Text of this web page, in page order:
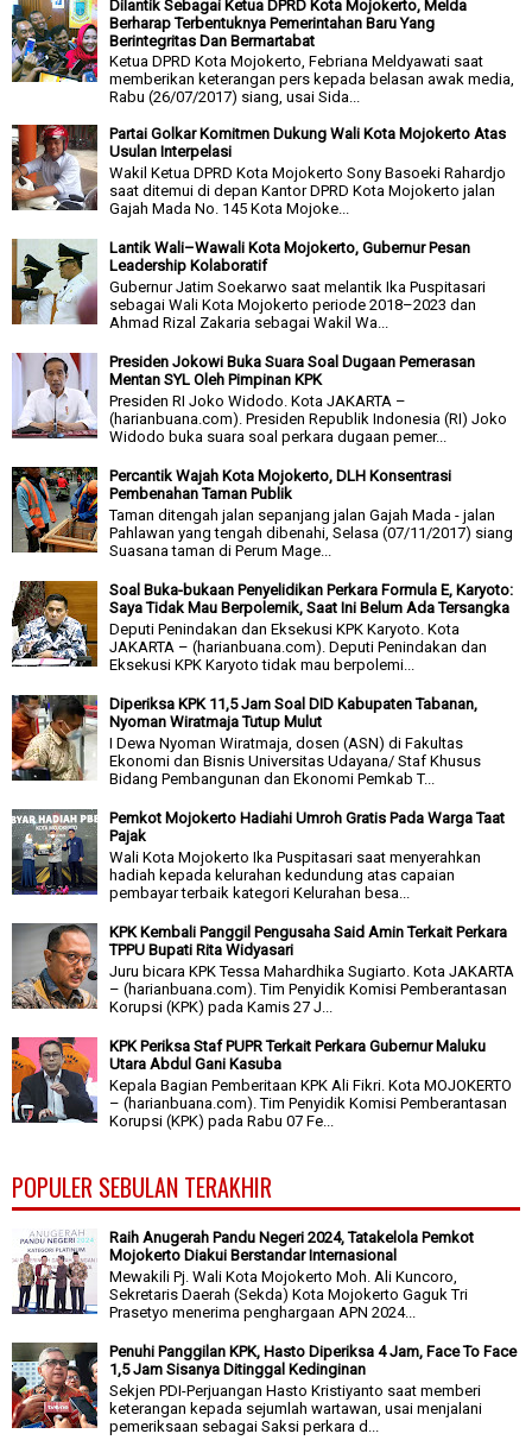
Dilantik Sebagai Ketua DPRD Kota Mojokerto, Melda
Berharap Terbentuknya Pemerintahan Baru Yang
Berintegritas Dan Bermartabat
Ketua DPRD Kota Mojokerto, Febriana Meldyawati saat
memberikan keterangan pers kepada belasan awak media,
Rabu (26/07/2017) siang, usai Sida...
Partai Golkar Komitmen Dukung Wali Kota Mojokerto Atas
Usulan Interpelasi
Wakil Ketua DPRD Kota Mojokerto Sony Basoeki Rahardjo
saat ditemui di depan Kantor DPRD Kota Mojokerto jalan
Gajah Mada No. 145 Kota Mojoke...
Lantik Wali–Wawali Kota Mojokerto, Gubernur Pesan
Leadership Kolaboratif
Gubernur Jatim Soekarwo saat melantik Ika Puspitasari
sebagai Wali Kota Mojokerto periode 2018–2023 dan
Ahmad Rizal Zakaria sebagai Wakil Wa...
Presiden Jokowi Buka Suara Soal Dugaan Pemerasan
Mentan SYL Oleh Pimpinan KPK
Presiden RI Joko Widodo. Kota JAKARTA –
(harianbuana.com). Presiden Republik Indonesia (RI) Joko
Widodo buka suara soal perkara dugaan pemer...
Percantik Wajah Kota Mojokerto, DLH Konsentrasi
Pembenahan Taman Publik
Taman ditengah jalan sepanjang jalan Gajah Mada - jalan
Pahlawan yang tengah dibenahi, Selasa (07/11/2017) siang
Suasana taman di Perum Mage...
Soal Buka-bukaan Penyelidikan Perkara Formula E, Karyoto:
Saya Tidak Mau Berpolemik, Saat Ini Belum Ada Tersangka
Deputi Penindakan dan Eksekusi KPK Karyoto. Kota
JAKARTA – (harianbuana.com). Deputi Penindakan dan
Eksekusi KPK Karyoto tidak mau berpolemi...
Diperiksa KPK 11,5 Jam Soal DID Kabupaten Tabanan,
Nyoman Wiratmaja Tutup Mulut
I Dewa Nyoman Wiratmaja, dosen (ASN) di Fakultas
Ekonomi dan Bisnis Universitas Udayana/ Staf Khusus
Bidang Pembangunan dan Ekonomi Pemkab T...
Pemkot Mojokerto Hadiahi Umroh Gratis Pada Warga Taat
Pajak
Wali Kota Mojokerto Ika Puspitasari saat menyerahkan
hadiah kepada kelurahan kedundung atas capaian
pembayar terbaik kategori Kelurahan besa...
KPK Kembali Panggil Pengusaha Said Amin Terkait Perkara
TPPU Bupati Rita Widyasari
Juru bicara KPK Tessa Mahardhika Sugiarto. Kota JAKARTA
– (harianbuana.com). Tim Penyidik Komisi Pemberantasan
Korupsi (KPK) pada Kamis 27 J...
KPK Periksa Staf PUPR Terkait Perkara Gubernur Maluku
Utara Abdul Gani Kasuba
Kepala Bagian Pemberitaan KPK Ali Fikri. Kota MOJOKERTO
– (harianbuana.com). Tim Penyidik Komisi Pemberantasan
Korupsi (KPK) pada Rabu 07 Fe...
POPULER SEBULAN TERAKHIR
Raih Anugerah Pandu Negeri 2024, Tatakelola Pemkot
Mojokerto Diakui Berstandar Internasional
Mewakili Pj. Wali Kota Mojokerto Moh. Ali Kuncoro,
Sekretaris Daerah (Sekda) Kota Mojokerto Gaguk Tri
Prasetyo menerima penghargaan APN 2024...
Penuhi Panggilan KPK, Hasto Diperiksa 4 Jam, Face To Face
1,5 Jam Sisanya Ditinggal Kedinginan
Sekjen PDI-Perjuangan Hasto Kristiyanto saat memberi
keterangan kepada sejumlah wartawan, usai menjalani
pemeriksaan sebagai Saksi perkara d...